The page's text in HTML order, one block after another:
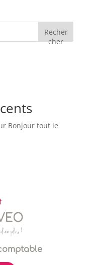
Recher
cher
Bonjour tout le